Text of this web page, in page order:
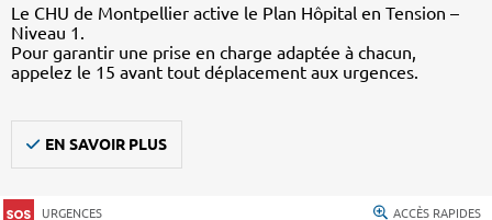
Le CHU de Montpellier active le Plan Hôpital en Tension –
Niveau 1.
Pour garantir une prise en charge adaptée à chacun,
appelez le 15 avant tout déplacement aux urgences.
EN SAVOIR PLUS
URGENCES ACCÈS RAPIDES